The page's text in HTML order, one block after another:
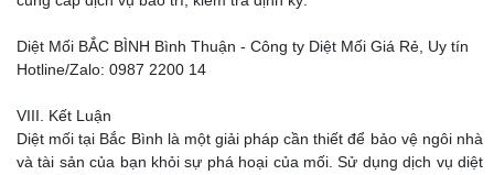
Diệt Mối BẮC BÌNH Bình Thuận - Công ty Diệt Mối Giá Rẻ, Uy tín
Hotline/Zalo: 0987 2200 14
VIII. Kết Luận
Diệt mối tại Bắc Bình là một giải pháp cần thiết để bảo vệ ngôi nhà
và tài sản của bạn khỏi sự phá hoại của mối. Sử dụng dịch vụ diệt